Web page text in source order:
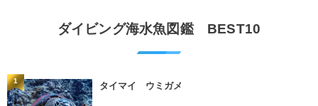
ダイビング海水魚図鑑 BEST10
タイマイ ウミガメ
1